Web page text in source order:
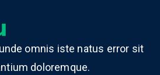
omnis iste natus error sit
doloremque.